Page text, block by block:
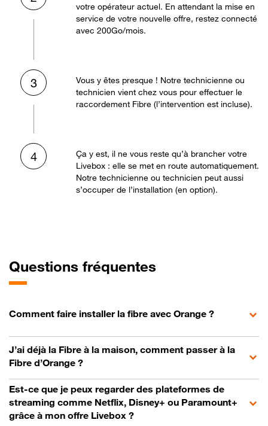
votre opérateur actuel. En attendant la mise en
service de votre nouvelle offre, restez connecté
avec 200Go/mois.
3
Vous y êtes presque ! Notre technicienne ou
technicien vient chez vous pour effectuer le
raccordement Fibre (l’intervention est incluse).
4
Ça y est, il ne vous reste qu’à brancher votre
Livebox : elle se met en route automatiquement.
Notre technicienne ou technicien peut aussi
s’occuper de l’installation (en option).
Questions fréquentes
Comment faire installer la fibre avec Orange ?
J’ai déjà la Fibre à la maison, comment passer à la
Fibre d’Orange ?
Est-ce que je peux regarder des plateformes de
streaming comme Netflix, Disney+ ou Paramount+
grâce à mon offre Livebox ?